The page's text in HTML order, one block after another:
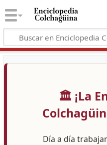
🏛️ ¡La
Día a día